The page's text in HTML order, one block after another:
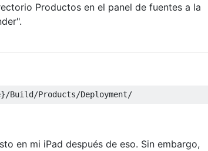
Productos en el panel de fuentes a la
}/Build/Products/Deployment/
en mi iPad después de eso. Sin embargo,